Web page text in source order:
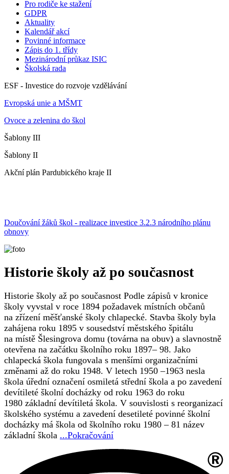
Pro rodiče ke stažení
GDPR
Aktuality
Kalendář akcí
Povinné informace
Zápis do 1. třídy
Mezinárodní průkaz ISIC
Školská rada
ESF - Investice do rozvoje vzdělávání
Evropská unie a MŠMT
Ovoce a zelenina do škol
Šablony III
Šablony II
Akční plán Pardubického kraje II
Doučování žáků škol - realizace investice 3.2.3 národního plánu
obnovy
Historie školy až po současnost
Historie školy až po současnost Podle zápisů v kronice
školy vyvstal v roce 1894 požadavek místních občanů
na zřízení měšťanské školy chlapecké. Stavba školy byla
zahájena roku 1895 v sousedství městského špitálu
na místě Šlesingrova domu (továrna na obuv) a slavnostně
otevřena na začátku školního roku 1897– 98. Jako
chlapecká škola fungovala s menšími organizačními
změnami až do roku 1948. V letech 1950 –1963 nesla
škola úřední označení osmiletá střední škola a po zavedení
devítileté školní docházky od roku 1963 do roku
1980 základní devítiletá škola. V souvislosti s reorganizací
školského systému a zavedení desetileté povinné školní
docházky má škola od školního roku 1980 – 81 název
základní škola ...Pokračování